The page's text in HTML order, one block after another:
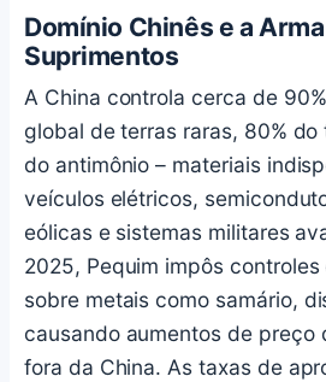
Domínio Chinês e a
Suprimentos
A China controla cerca de
global de terras raras, 80%
do antimônio – materiais
veículos elétricos,
eólicas e sistemas militares
2025, Pequim impôs
sobre metais como samário,
causando aumentos de preço
fora da China. As taxas de